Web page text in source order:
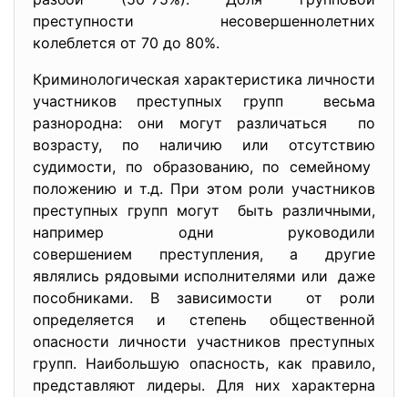
преступности несовершеннолетних
колеблется от 70 до 80%.
Криминологическая характеристика личности
участников преступных групп весьма
разнородна: они могут различаться по
возрасту, по наличию или отсутствию
судимости, по образованию, по семейному
положению и т.д. При этом роли участников
преступных групп могут быть различными,
например одни руководили
совершением преступления, а другие
являлись рядовыми исполнителями или даже
пособниками. В зависимости от роли
определяется и степень общественной
опасности личности участников преступных
групп. Наибольшую опасность, как правило,
представляют лидеры. Для них характерна